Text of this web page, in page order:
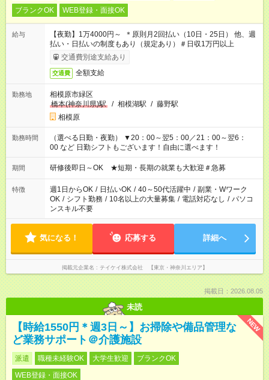
ブランクOK WEB登録・面接OK
給与
【夜勤】1万4000円～ ＊原則月2回払い（10日・25日） 他、週
払い・日払いの制度もあり（規定あり）＃日収1万円以上
交通費別途支給あり
交通費 全額支給
勤務地
相模原市緑区
橋本(神奈川県)駅
/ 相模湖駅 / 藤野駅
相模原
勤務時間
（選べる日勤・夜勤） ▼20：00～翌5：00／21：00～翌6：
00 など 日勤シフトもございます！自由に選べます！
期間 研修後即日～OK ★短期・長期の就業も大歓迎＃急募
特徴 週1日からOK / 日払いOK / 40～50代活躍中 / 副業・Wワーク
OK / シフト勤務 / 10名以上の大量募集 / 電話対応なし / パソコ
ンスキル不要
気になる！ 応募する 詳細へ
掲載元企業名 テイケイ株式会社 【東京・神奈川エリア】
掲載日：2026.08.05
未読
NEW
【時給1550円＊週3日～】お掃除や備品管理な
ど業務サポート＠介護施設
派遣 職種未経験OK 大学生歓迎
ブランクOK
WEB登録・面接OK